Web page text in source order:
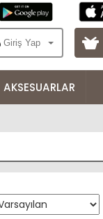
Giriş Yap
AKSESUARLAR